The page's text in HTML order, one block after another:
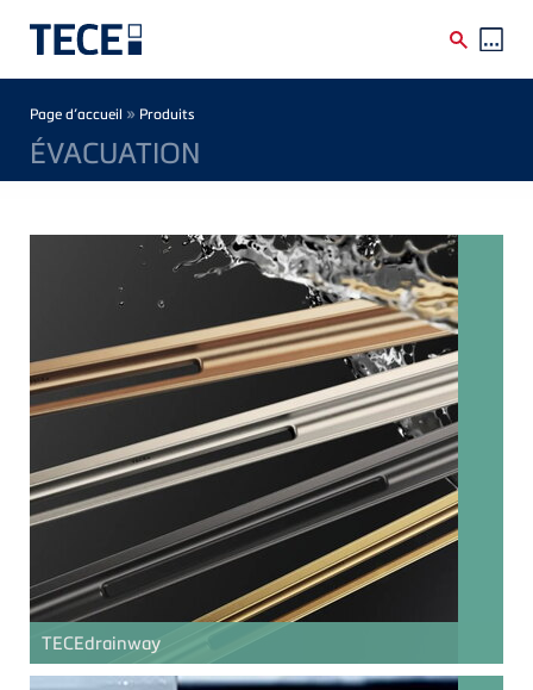
Breadcrumb
Page d’accueil » Produits
ÉVACUATION
TECEdrainway